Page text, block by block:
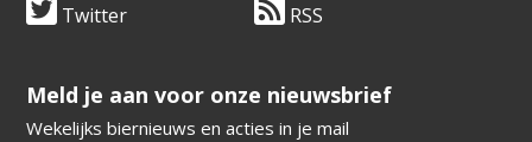
Twitter RSS
​​​​​​​Meld je aan voor onze nieuwsbrief
Wekelijks biernieuws en acties in je mail